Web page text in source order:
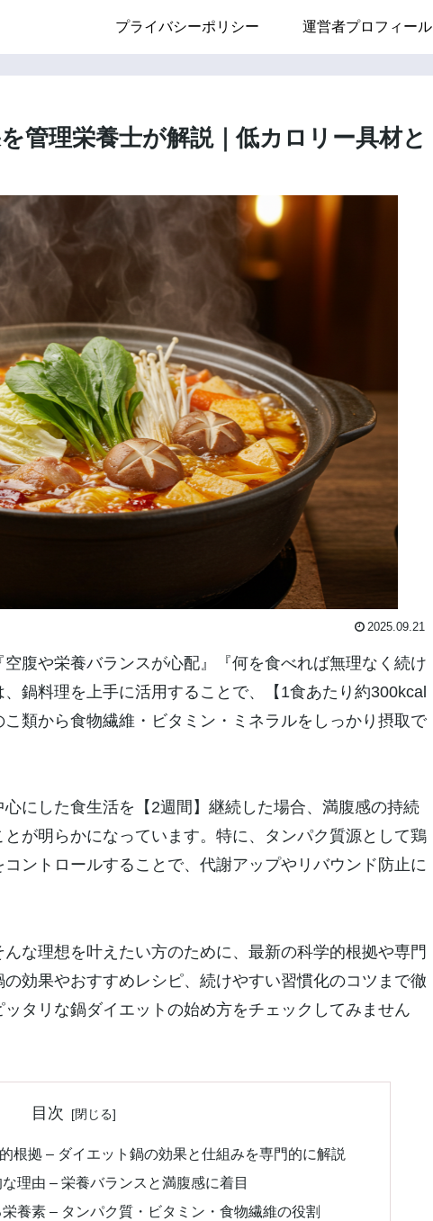
プライバシーポリシー 運営者プロフィール
管理栄養士が解説｜低カロリー具材と
2025.09.21
空腹や栄養バランスが心配』『何を食べれば無理なく続け
鍋料理を上手に活用することで、【1食あたり約300kcal
類から食物繊維・ビタミン・ミネラルをしっかり摂取で
にした食生活を【2週間】継続した場合、満腹感の持続
が明らかになっています。特に、タンパク質源として鶏
ントロールすることで、代謝アップやリバウンド防止に
んな理想を叶えたい方のために、最新の科学的根拠や専門
効果やおすすめレシピ、続けやすい習慣化のコツまで徹
タリな鍋ダイエットの始め方をチェックしてみません
目次
根拠 – ダイエット鍋の効果と仕組みを専門的に解説
理由 – 栄養バランスと満腹感に着目
養素 – タンパク質・ビタミン・食物繊維の役割